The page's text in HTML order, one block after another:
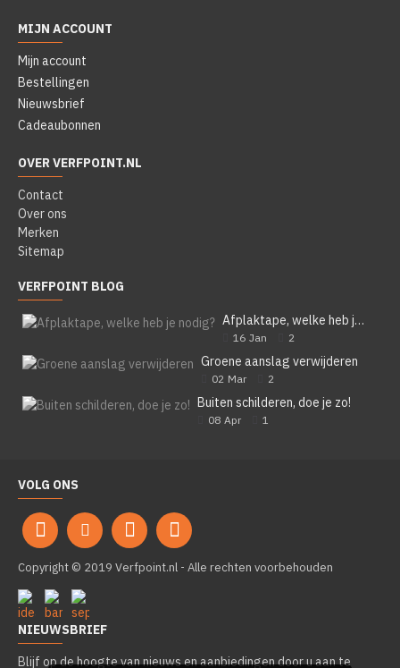
MIJN ACCOUNT
Mijn account
Bestellingen
Nieuwsbrief
Cadeaubonnen
OVER VERFPOINT.NL
Contact
Over ons
Merken
Sitemap
VERFPOINT BLOG
Afplaktape, welke heb je nodig?
16 Jan 2
Groene aanslag verwijderen
02 Mar 2
Buiten schilderen, doe je zo!
08 Apr 1
VOLG ONS
Copyright © 2019 Verfpoint.nl - Alle rechten voorbehouden
NIEUWSBRIEF
Blijf op de hoogte van nieuws en aanbiedingen door u aan te